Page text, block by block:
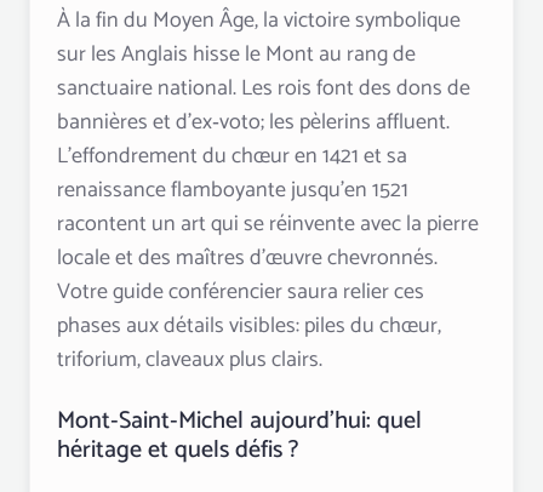
À la fin du Moyen Âge, la victoire symbolique
sur les Anglais hisse le Mont au rang de
sanctuaire national. Les rois font des dons de
bannières et d’ex‑voto; les pèlerins affluent.
L’effondrement du chœur en 1421 et sa
renaissance flamboyante jusqu’en 1521
racontent un art qui se réinvente avec la pierre
locale et des maîtres d’œuvre chevronnés.
Votre guide conférencier saura relier ces
phases aux détails visibles: piles du chœur,
triforium, claveaux plus clairs.
Mont‑Saint‑Michel aujourd’hui: quel
héritage et quels défis ?